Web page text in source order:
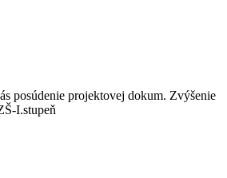
posúdenie projektovej dokum. Zvýšenie
I.stupeň